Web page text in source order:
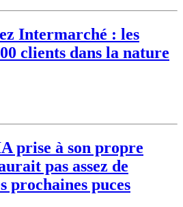
Intermarché : les
clients dans la nature
prise à son propre
pas assez de
prochaines puces